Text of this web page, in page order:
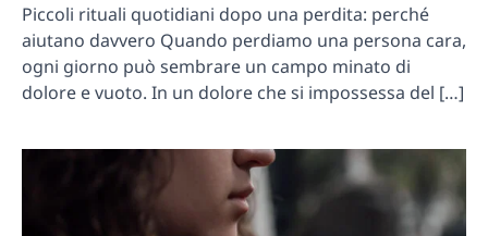
Piccoli rituali quotidiani dopo una perdita: perché
aiutano davvero Quando perdiamo una persona cara,
ogni giorno può sembrare un campo minato di
dolore e vuoto. In un dolore che si impossessa del […]